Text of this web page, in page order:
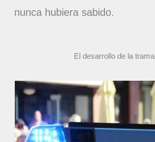
nunca hubiera sabido.
El desarrollo de la trama